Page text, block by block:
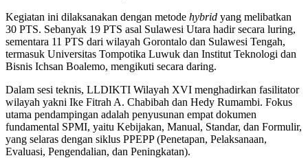
Kegiatan ini dilaksanakan dengan metode hybrid yang melibatkan
30 PTS. Sebanyak 19 PTS asal Sulawesi Utara hadir secara luring,
sementara 11 PTS dari wilayah Gorontalo dan Sulawesi Tengah,
termasuk Universitas Tompotika Luwuk dan Institut Teknologi dan
Bisnis Ichsan Boalemo, mengikuti secara daring.
Dalam sesi teknis, LLDIKTI Wilayah XVI menghadirkan fasilitator
wilayah yakni Ike Fitrah A. Chabibah dan Hedy Rumambi. Fokus
utama pendampingan adalah penyusunan empat dokumen
fundamental SPMI, yaitu Kebijakan, Manual, Standar, dan Formulir,
yang selaras dengan siklus PPEPP (Penetapan, Pelaksanaan,
Evaluasi, Pengendalian, dan Peningkatan).